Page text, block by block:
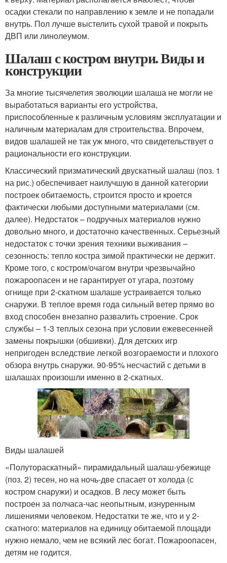
осадки стекали по направлению к земле и не попадали
внутрь. Пол лучше выстелить сухой травой и покрыть
ДВП или линолеумом.
Шалаш с костром внутри. Виды и
конструкции
За многие тысячелетия эволюции шалаша не могли не
выработаться варианты его устройства,
приспособленные к различным условиям эксплуатации и
наличным материалам для строительства. Впрочем,
видов шалашей не так уж много, что свидетельствует о
рациональности его конструкции.
Классический призматический двускатный шалаш (поз. 1
на рис.) обеспечивает наилучшую в данной категории
построек обитаемость, строится просто и кроется
фактически любыми доступными материалами (см.
далее). Недостаток – подручных материалов нужно
довольно много, и достаточно качественных. Серьезный
недостаток с точки зрения техники выживания –
сезонность: тепло костра зимой практически не держит.
Кроме того, с костром/очагом внутри чрезвычайно
пожароопасен и не гарантирует от угара, поэтому
огнище при 2-скатном шалаше устраивается только
снаружи. В теплое время года сильный ветер прямо во
вход способен внезапно развалить строение. Срок
службы – 1-3 теплых сезона при условии ежевесенней
замены покрышки (обшивки). Для детских игр
непригоден вследствие легкой возгораемости и плохого
обзора внутрь снаружи. 90-95% несчастий с детьми в
шалашах произошли именно в 2-скатных.
Виды шалашей
«Полутораскатный» пирамидальный шалаш-убежище
(поз. 2) тесен, но на ночь-две спасает от холода (с
костром снаружи) и осадков. В лесу может быть
построен за полчаса-час неопытным, изнуренным
лишениями человеком. Недостатки те же, что и у 2-
скатного: материалов на единицу обитаемой площади
нужно немало, чем не всякий лес богат. Пожароопасен,
детям не годится.